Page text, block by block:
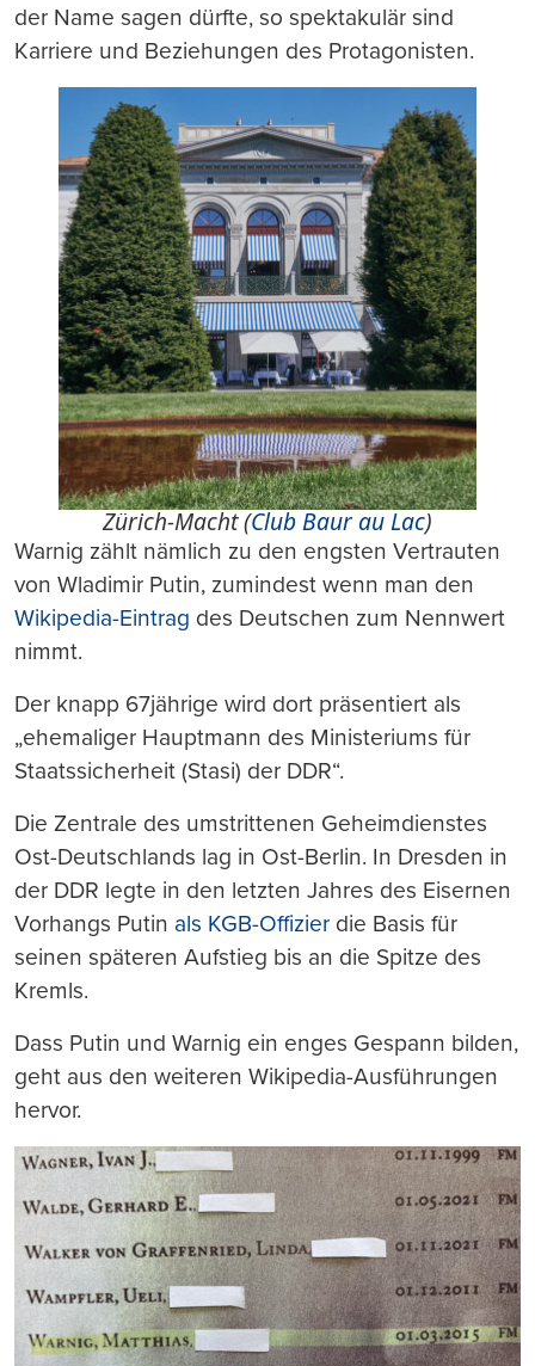
der Name sagen dürfte, so spektakulär sind
Karriere und Beziehungen des Protagonisten.
Zürich-Macht (Club Baur au Lac)
Warnig zählt nämlich zu den engsten Vertrauten
von Wladimir Putin, zumindest wenn man den
Wikipedia-Eintrag des Deutschen zum Nennwert
nimmt.
Der knapp 67jährige wird dort präsentiert als
„ehemaliger Hauptmann des Ministeriums für
Staatssicherheit (Stasi) der DDR“.
Die Zentrale des umstrittenen Geheimdienstes
Ost-Deutschlands lag in Ost-Berlin. In Dresden in
der DDR legte in den letzten Jahres des Eisernen
Vorhangs Putin als KGB-Offizier die Basis für
seinen späteren Aufstieg bis an die Spitze des
Kremls.
Dass Putin und Warnig ein enges Gespann bilden,
geht aus den weiteren Wikipedia-Ausführungen
hervor.